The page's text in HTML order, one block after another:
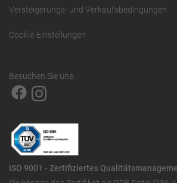
Versteigerungs- und Verkaufsbedingungen
Cookie-Einstellungen
Besuchen Sie uns:
ISO 9001 - Zertifiziertes